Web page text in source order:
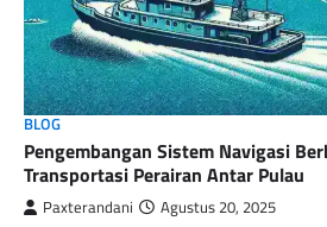
BLOG
Pengembangan Sistem Navigasi
Transportasi Perairan Antar Pulau
Paxterandani Agustus 20, 2025